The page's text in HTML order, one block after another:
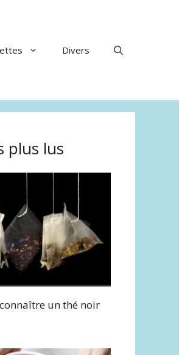
Divers
plus lus
un thé noir